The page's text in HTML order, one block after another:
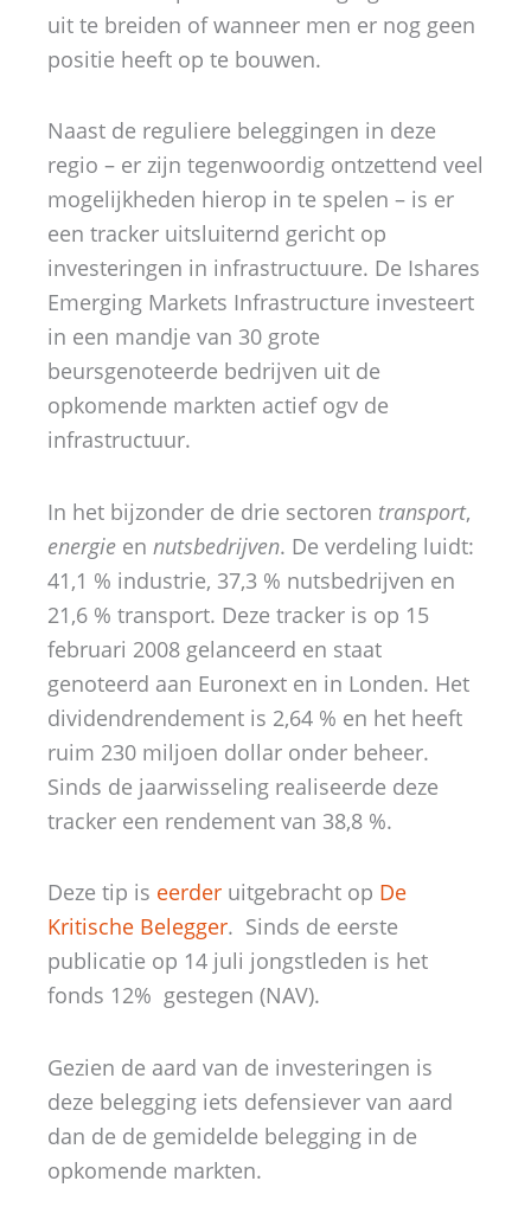
uit te breiden of wanneer men er nog geen
positie heeft op te bouwen.
Naast de reguliere beleggingen in deze
regio – er zijn tegenwoordig ontzettend veel
mogelijkheden hierop in te spelen – is er
een tracker uitsluiternd gericht op
investeringen in infrastructuure. De Ishares
Emerging Markets Infrastructure investeert
in een mandje van 30 grote
beursgenoteerde bedrijven uit de
opkomende markten actief ogv de
infrastructuur.
In het bijzonder de drie sectoren transport,
energie en nutsbedrijven. De verdeling luidt:
41,1 % industrie, 37,3 % nutsbedrijven en
21,6 % transport. Deze tracker is op 15
februari 2008 gelanceerd en staat
genoteerd aan Euronext en in Londen. Het
dividendrendement is 2,64 % en het heeft
ruim 230 miljoen dollar onder beheer.
Sinds de jaarwisseling realiseerde deze
tracker een rendement van 38,8 %.
Deze tip is eerder uitgebracht op De
Kritische Belegger. Sinds de eerste
publicatie op 14 juli jongstleden is het
fonds 12% gestegen (NAV).
Gezien de aard van de investeringen is
deze belegging iets defensiever van aard
dan de de gemidelde belegging in de
opkomende markten.